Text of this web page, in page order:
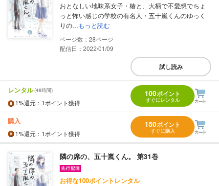
おとなしい地味系女子・椿と、大柄で不愛想でちょ
っと怖い感じの学校の有名人・五十嵐くんのゆっく
りの...もっと読む
28
配信日：2022/01/09
試し読み
レンタル(48時間)
1%還元 ：1ポイント獲得
100ポイント
すぐにレンタル
購入
1%還元 ：1ポイント獲得
150ポイント
すぐに購入
隣の席の、五十嵐くん。 第31巻
お得な100ポイントレンタル